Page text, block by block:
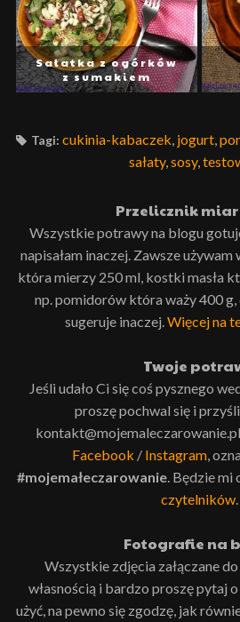
Sałatka z ogórków
z sumakiem
Tagi: cukinia-kabaczek jogurt
sałaty, sosy,
Przelicznik
Wszystkie potrawy na blogu
napisałam inaczej. Zawsze
która mierzy 250 ml, kostki masła
np. pomidorów która waży 400 g,
sugeruje inaczej. Więcej na
Twoje
Jeśli udało Ci się coś pysznego
proszę pochwal się i
Facebook / Instagram ,
#mojemałeczarowanie. Będzie mi
czytelników.
Fotografie na
Wszystkie zdjęcia załączane
własnością i bardzo proszę pytaj
użyć, na pewno się zgodzę, jak